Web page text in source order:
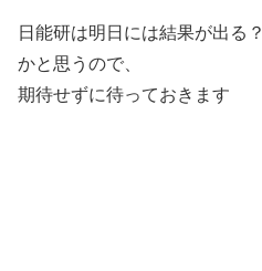
日能研は明日には結果が出る？
かと思うので、
期待せずに待っておきます